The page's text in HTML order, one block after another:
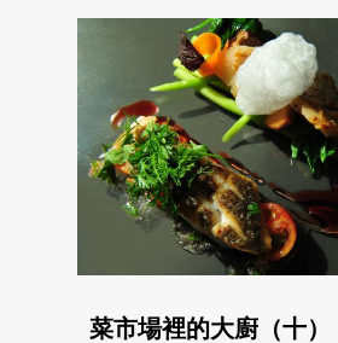
菜市場裡的大廚（十）